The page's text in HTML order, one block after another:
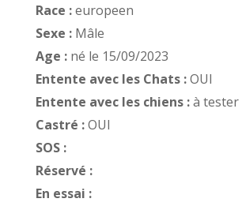
Race :europeen
Sexe : Mâle
Age : né le 15/09/2023
Entente avec les Chats :OUI
Entente avec les chiens :à tester
Castré :OUI
SOS :
Réservé :
En essai :